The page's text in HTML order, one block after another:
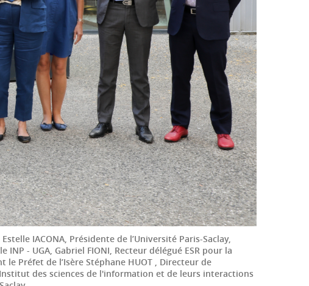
IACONA, Présidente de l’Université Paris-Saclay,
- UGA, Gabriel FIONI, Recteur délégué ESR pour la
le Préfet de l’Isère Stéphane HUOT , Directeur de
des sciences de l'information et de leurs interactions